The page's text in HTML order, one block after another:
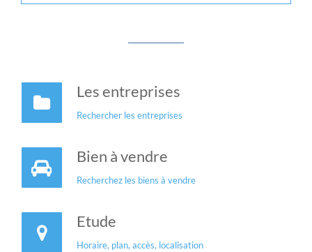
Les entreprises
Rechercher les entreprises
Bien à vendre
Recherchez les biens à vendre
Etude
Horaire, plan, accès, localisation